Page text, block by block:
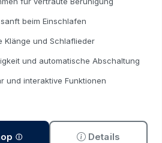
beim Einschlafen
Klänge und Schlaflieder
und automatische Abschaltung
und interaktive Funktionen
Details